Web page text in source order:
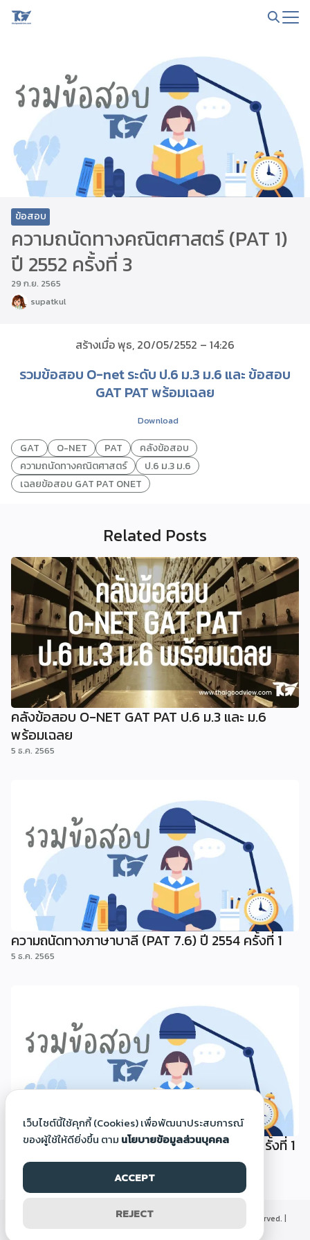
Skip
ข้อสอบ
ความถนัดทางคณิตศาสตร์ (PAT 1)
ปี 2552 ครั้งที่ 3
29 ก.ย. 2565
supatkul
สร้างเมื่อ พุธ, 20/05/2552 – 14:26
รวมข้อสอบ O-net ระดับ ป.6 ม.3 ม.6 และ ข้อสอบ
GAT PAT พร้อมเฉลย
Download
GAT O-NET PAT
คลังข้อสอบ
ความถนัดทางคณิตศาสตร์
ป.6 ม.3 ม.6
เฉลยข้อสอบ GAT PAT ONET
Related Posts
คลังข้อสอบ O-NET GAT PAT ป.6 ม.3 และ ม.6
พร้อมเฉลย
5 ธ.ค. 2565
ความถนัดทางภาษาบาลี (PAT 7.6) ปี 2554 ครั้งที่ 1
5 ธ.ค. 2565
ความถนัดทางภาษาอาหรับ (PAT 7.5) ปี 2554 ครั้งที่ 1
5 ธ.ค. 2565
©2000-2026 Thaigoodview.com, All rights reserved. |
เว็บไซต์นี้ใช้คุกกี้ (Cookies) เพื่อพัฒนาประสบการณ์
ของผู้ใช้ให้ดียิ่งขึ้น ตาม นโยบายข้อมูลส่วนบุคคล
ACCEPT
REJECT